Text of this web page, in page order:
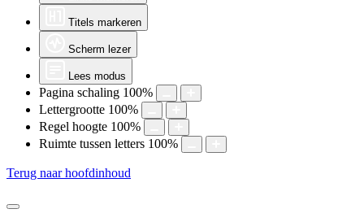
Titels markeren
Scherm lezer
Lees modus
Pagina schaling 100%
Lettergrootte 100%
Regel hoogte 100%
Ruimte tussen letters 100%
Terug naar hoofdinhoud